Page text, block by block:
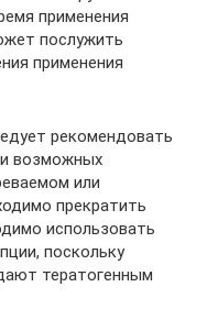
применения
послужить
применения
рекомендовать
возможных
или
прекратить
использовать
поскольку
тератогенным